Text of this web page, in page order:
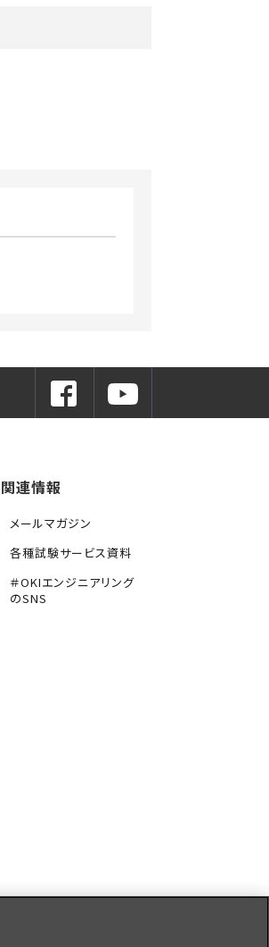
関連情報
メールマガジン
各種試験サービス資料
＃OKIエンジニアリング
のSNS